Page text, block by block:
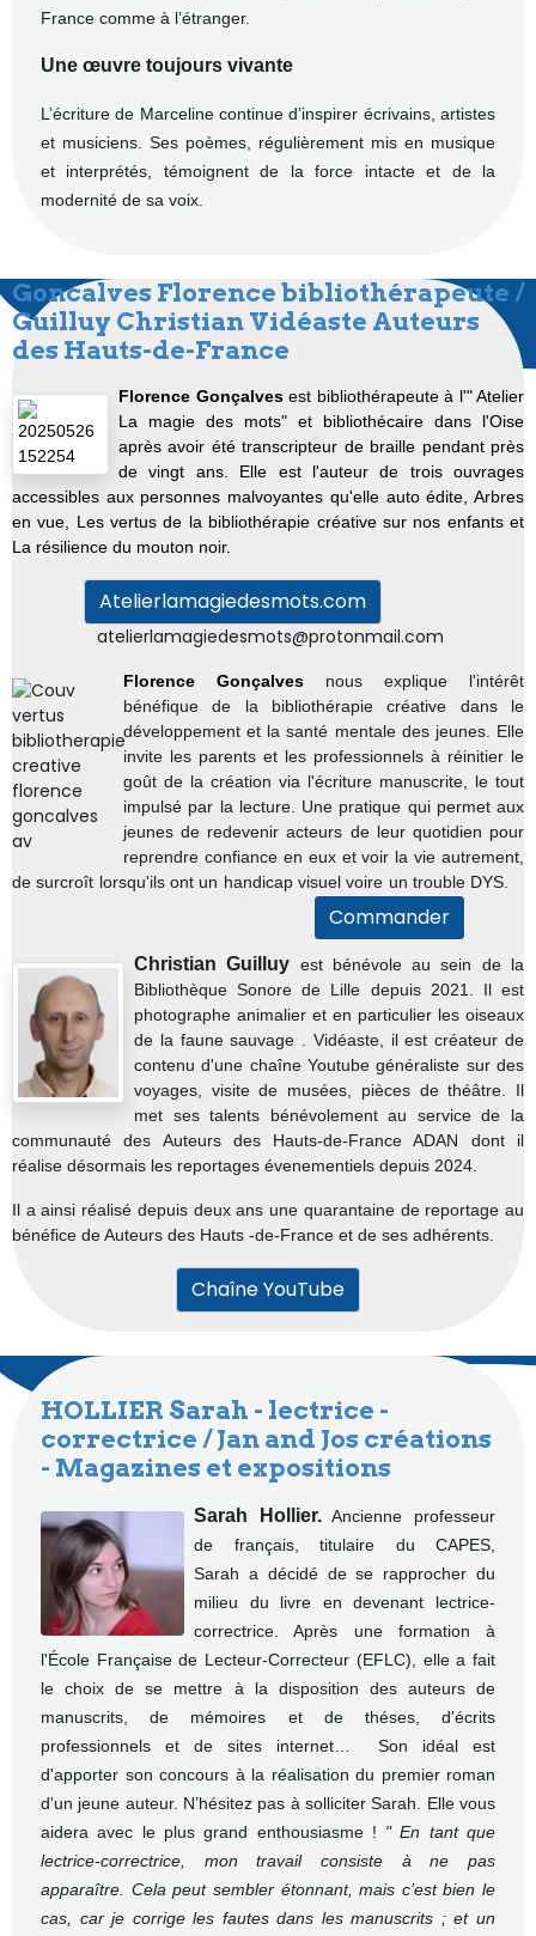
France comme à l’étranger.
Une œuvre toujours vivante
L’écriture de Marceline continue d’inspirer écrivains, artistes
et musiciens. Ses poèmes, régulièrement mis en musique
et interprétés, témoignent de la force intacte et de la
modernité de sa voix.
Goncalves Florence bibliothérapeute /
Guilluy Christian Vidéaste Auteurs
des Hauts-de-France
Florence Gonçalvesest bibliothérapeute à l'" Atelier
La magie des mots" et bibliothécaire dans l'Oise
après avoir été transcripteur de braille pendant près
de vingt ans. Elle est l'auteur de trois ouvrages
accessibles aux personnes malvoyantes qu'elle auto édite, Arbres
en vue, Les vertus de la bibliothérapie créative sur nos enfants et
La résilience du mouton noir.
Atelierlamagiedesmots.com
atelierlamagiedesmots@protonmail.com
Florence Gonçalves nous explique l'intérêt
bénéfique de la bibliothérapie créative dans le
développement et la santé mentale des jeunes. Elle
invite les parents et les professionnels à réinitier le
goût de la création via l'écriture manuscrite, le tout
impulsé par la lecture. Une pratique qui permet aux
jeunes de redevenir acteurs de leur quotidien pour
reprendre confiance en eux et voir la vie autrement,
de surcroît lorsqu'ils ont un handicap visuel voire un trouble DYS.
Commander
Christian Guilluy est bénévole au sein de la
Bibliothèque Sonore de Lille depuis 2021. Il est
photographe animalier et en particulier les oiseaux
de la faune sauvage . Vidéaste, il est créateur de
contenu d'une chaîne Youtube généraliste sur des
voyages, visite de musées, pièces de théâtre. Il
met ses talents bénévolement au service de la
communauté des Auteurs des Hauts-de-France ADAN dont il
réalise désormais les reportages évenementiels depuis 2024.
Il a ainsi réalisé depuis deux ans une quarantaine de reportage au
bénéfice de Auteurs des Hauts -de-France et de ses adhérents.
Chaîne YouTube
HOLLIER Sarah - lectrice -
correctrice / Jan and Jos créations
- Magazines et expositions
Sarah Hollier.Ancienne professeur
de français, titulaire du CAPES,
Sarah a décidé de se rapprocher du
milieu du livre en devenant lectrice-
correctrice. Après une formation à
l'École Française de Lecteur-Correcteur (EFLC), elle a fait
le choix de se mettre à la disposition des auteurs de
manuscrits, de mémoires et de théses, d'écrits
professionnels et de sites internet… Son idéal est
d'apporter son concours à la réalisation du premier roman
d'un jeune auteur. N’hésitez pas à solliciter Sarah. Elle vous
aidera avec le plus grand enthousiasme ! " En tant que
lectrice-correctrice, mon travail consiste à ne pas
apparaître. Cela peut sembler étonnant, mais c’est bien le
cas, car je corrige les fautes dans les manuscrits ; et un